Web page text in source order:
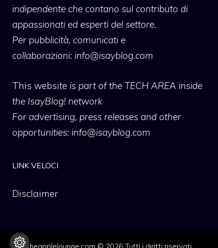
indipendente che contano sul contributo di
appassionati ed esperti del settore.
Per pubblicità, comunicati e
collaborazioni: info@isayblog.com
This website is part of the TECH AREA inside
the IsayBlog! network
For advertising, press releases and other
opportunities: info@isayblog.com
LINK VELOCI
Disclaimer